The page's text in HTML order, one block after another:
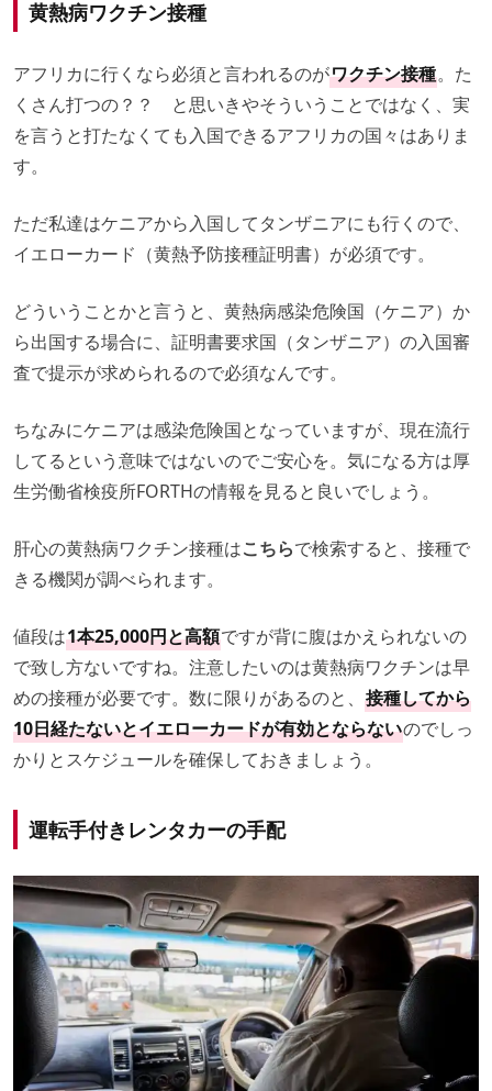
黄熱病ワクチン接種
アフリカに行くなら必須と言われるのがワクチン接種。た
くさん打つの？？ と思いきやそういうことではなく、実
を言うと打たなくても入国できるアフリカの国々はありま
す。
ただ私達はケニアから入国してタンザニアにも行くので、
イエローカード（黄熱予防接種証明書）が必須です。
どういうことかと言うと、黄熱病感染危険国（ケニア）か
ら出国する場合に、証明書要求国（タンザニア）の入国審
査で提示が求められるので必須なんです。
ちなみにケニアは感染危険国となっていますが、現在流行
してるという意味ではないのでご安心を。気になる方は厚
生労働省検疫所FORTHの情報を見ると良いでしょう。
肝心の黄熱病ワクチン接種はこちらで検索すると、接種で
きる機関が調べられます。
値段は1本25,000円と高額ですが背に腹はかえられないの
で致し方ないですね。注意したいのは黄熱病ワクチンは早
めの接種が必要です。数に限りがあるのと、 接種してから
10日経たないとイエローカードが有効とならないのでしっ
かりとスケジュールを確保しておきましょう。
運転手付きレンタカーの手配